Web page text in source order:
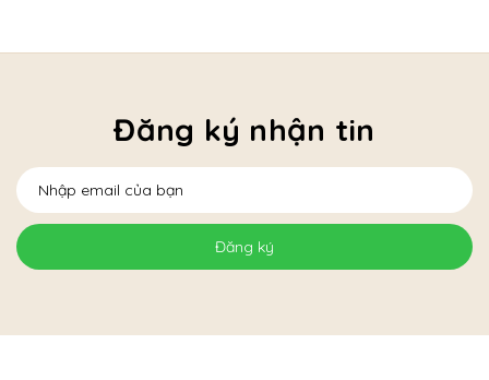
Đăng ký nhận tin
Đăng ký